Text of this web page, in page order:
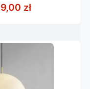
złZakres cen: